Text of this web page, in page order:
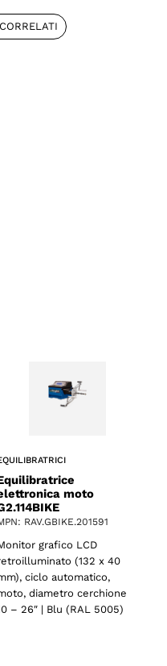
moto
RAV.GBIKE.201591
grafico LCD
(132 x 40
ciclo automatico,
diametro cerchione
– 26″ | Blu (RAL 5005)